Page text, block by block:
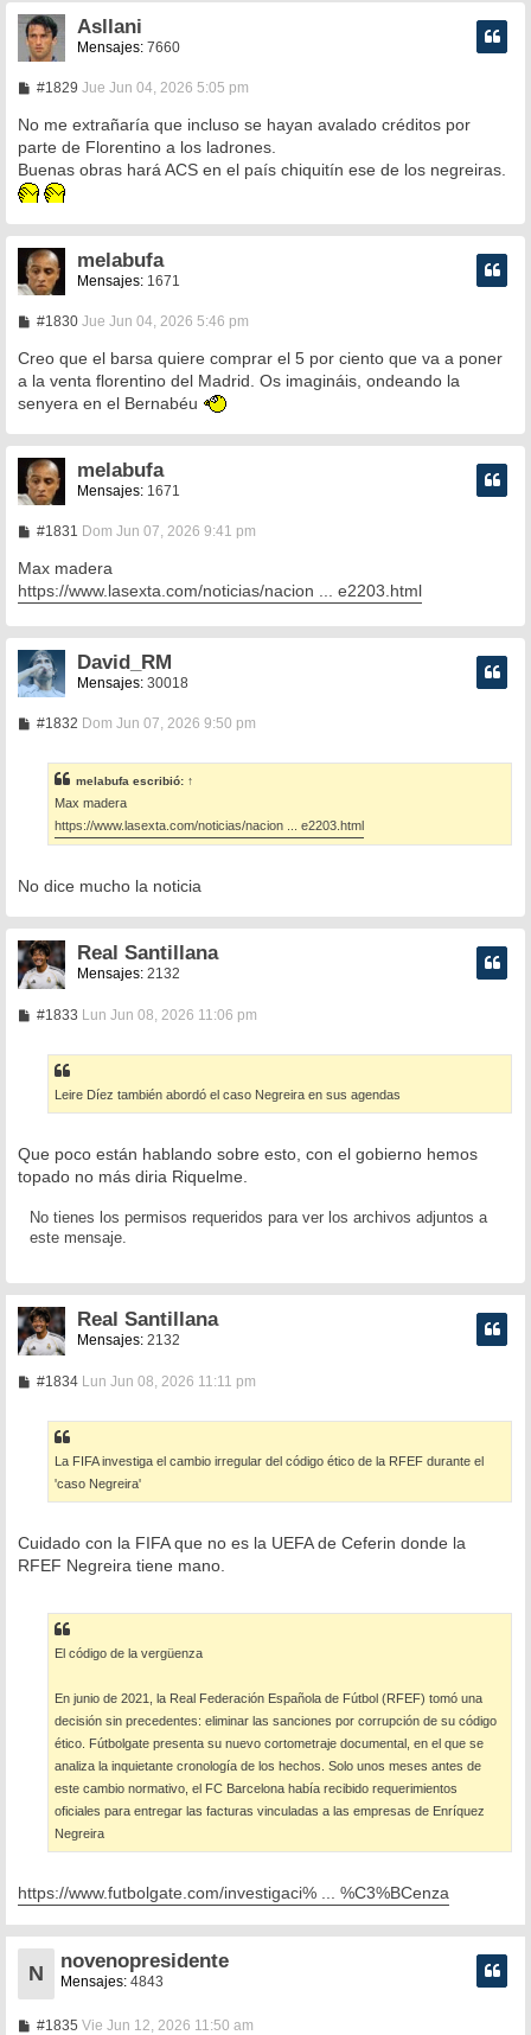
Asllani
Mensajes: 7660
#1829M
n
s
a
j
Jue Jun 04, 2026 5:05 pm
No me extrañaría que incluso se hayan avalado créditos por
parte de Florentino a los ladrones.
Buenas obras hará ACS en el país chiquitín ese de los negreiras.
melabufa
Mensajes: 1671
#1830M
n
s
a
j
Jue Jun 04, 2026 5:46 pm
Creo que el barsa quiere comprar el 5 por ciento que va a poner
a la venta florentino del Madrid. Os imagináis, ondeando la
senyera en el Bernabéu
melabufa
Mensajes: 1671
#1831 M
n
s
a
e
Dom Jun 07, 2026 9:41 pm
Max madera
https://www.lasexta.com/noticias/nacion ... e2203.html
David_RM
Mensajes: 30018
#1832M
a
j
e
Dom Jun 07, 2026 9:50 pm
melabufa escribió: ↑
Max madera
https://www.lasexta.com/noticias/nacion ... e2203.html
No dice mucho la noticia
Real Santillana
Mensajes: 2132
#1833M
j
e
Lun Jun 08, 2026 11:06 pm
Leire Díez también abordó el caso Negreira en sus agendas
Que poco están hablando sobre esto, con el gobierno hemos
topado no más diria Riquelme.
No tienes los permisos requeridos para ver los archivos adjuntos a
este mensaje.
Real Santillana
Mensajes: 2132
#1834M
j
e
Lun Jun 08, 2026 11:11 pm
La FIFA investiga el cambio irregular del código ético de la RFEF durante el
'caso Negreira'
Cuidado con la FIFA que no es la UEFA de Ceferin donde la
RFEF Negreira tiene mano.
El código de la vergüenza
En junio de 2021, la Real Federación Española de Fútbol (RFEF) tomó una
decisión sin precedentes: eliminar las sanciones por corrupción de su código
ético. Fútbolgate presenta su nuevo cortometraje documental, en el que se
analiza la inquietante cronología de los hechos. Solo unos meses antes de
este cambio normativo, el FC Barcelona había recibido requerimientos
oficiales para entregar las facturas vinculadas a las empresas de Enríquez
Negreira
https://www.futbolgate.com/investigaci% ... %C3%BCenza
N
novenopresidente
Mensajes: 4843
#1835MVie Jun 12, 2026 11:50 am